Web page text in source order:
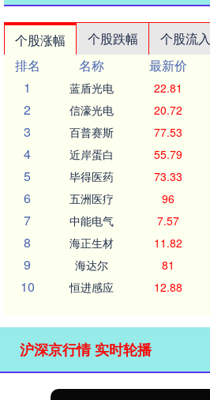
个股涨幅 个股跌幅 个股流入
排名
名称 最新价
1
蓝盾光电 22.81
2 信濠光电 20.72
3 百普赛斯 77.53
4 近岸蛋白 55.79
5 毕得医药 73.33
6 五洲医疗 96
7 中能电气 7.57
8 海正生材 11.82
9 海达尔 81
10 恒进感应 12.88
沪深京行情 实时轮播